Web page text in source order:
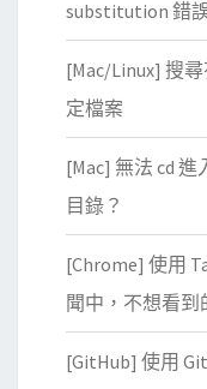
substitution 錯
[Mac/Linux] 搜
定檔案
[Mac] 無法 cd
目錄？
[Chrome] 使用
聞中，不想看到
[GitHub] 使用